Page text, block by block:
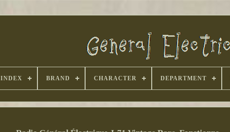
INDEX BRAND CHARACTER DEPARTMENT